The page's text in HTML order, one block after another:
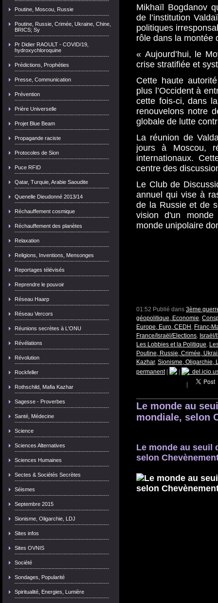
Poutine, Moscou, Russie
Poutine, Russie, Crimée, Ukraine, Chine,
BRICS; Sy
Pr Didier RAOULT - COVID/19,
hydroxychloroquine
Prédictions, Prophéties
Presse, Communication
Prévention
Prière Universelle
Projet Blue Beam
Propagande raciste
Protocoles de Sion
Puce RFID
Qatar, Turquie, Arabie Saoudite
Quenelle Dieudonné 2013/14
Réchauffement cosmique
Réchauffement des planètes
Relaxation
Religions, Inventions, Mensonges
Reportages télévisés
Reprendre le pouvoir
Réseau Haarp
Réseau Vercors
Réunions secrètes à L'ONU
Révélations
Révolution
Rockfeller
Rothschild, Mafia Kazhar
Sagesse - Proverbes
Santé, Médecine
Science
Sciences Alternatives
Sciences Humaines
Sectes & Sociétés Secrètes
Séismes
Septembre 2015
Sionisme, Oligarchie, LDJ
Sites infos
Sites OVNIS
Société
Sondages, Popularité
Spiritualité, Energies, Lumière
Mikhaïl Bogdanov
de l’institution
politiques
rôle dans la montée
« Aujourd’hui, le
crise stratifiée et
Cette haute
plus l’Occident à
cette fois-ci, dans
renouvelons notre
globale de lutte
La réunion de
jours à Moscou,
internationaux.
centre des
Le Club de
annuel qui vise à
de la Russie et de
vision d'un
monde unipolaire
01:52 Publié dans 3ème
géopolitique, Economie,
Europe, Euro, CEDH , Franc-
France/Israël/Elections, Israël/
Les Lobbies et la Politique,
Poutine, Russie, Crimée,
Kazhar, Sionisme, Oligarchie,
permanent|
Le monde au
mondiale, selon
Le monde au seuil
selon